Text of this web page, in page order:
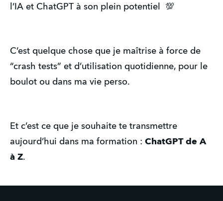
l’IA et ChatGPT à son plein potentiel 💯
C’est quelque chose que je maîtrise à force de
“crash tests” et d’utilisation quotidienne, pour le
boulot ou dans ma vie perso.
Et c’est ce que je souhaite te transmettre
aujourd’hui dans ma formation : ChatGPT de A
à Z.